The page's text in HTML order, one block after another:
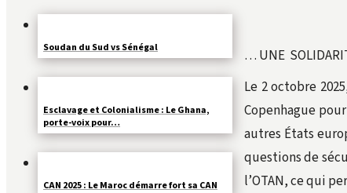
… UNE
Le 2 octobre
Copenhague
autres États
questions de
l’OTAN, ce qui
Soudan du Sud vs Sénégal
Esclavage et Colonialisme : Le Ghana,
porte-voix pour…
CAN 2025 : Le Maroc démarre fort sa CAN